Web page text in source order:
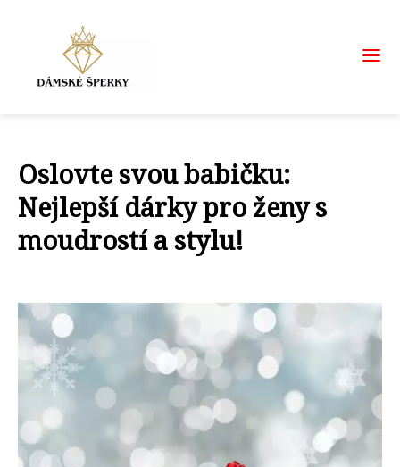
Oslovte svou babičku:
Nejlepší dárky pro ženy s
moudrostí a stylu!